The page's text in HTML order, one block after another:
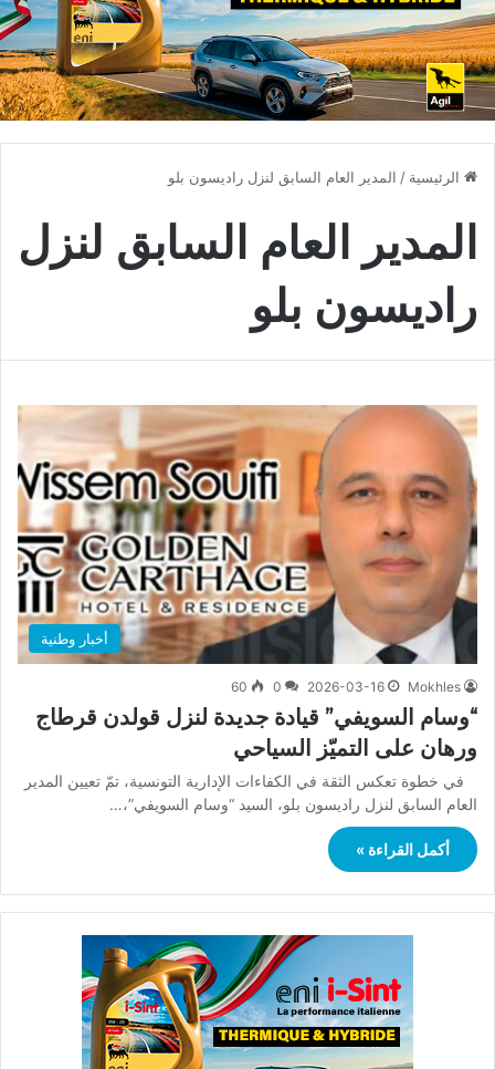
الرئيسية / المدير العام السابق لنزل راديسون بلو
المدير العام السابق لنزل
راديسون بلو
أخبار وطنية
Mokhles
2026-03-16
0
60
“وسام السويفي” قيادة جديدة لنزل قولدن قرطاج
ورهان على التميّز السياحي
في خطوة تعكس الثقة في الكفاءات الإدارية التونسية، تمّ تعيين المدير
العام السابق لنزل راديسون بلو، السيد “وسام السويفي”،…
أكمل القراءة »